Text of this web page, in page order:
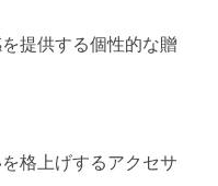
提供する個性的な贈
格上げするアクセサ